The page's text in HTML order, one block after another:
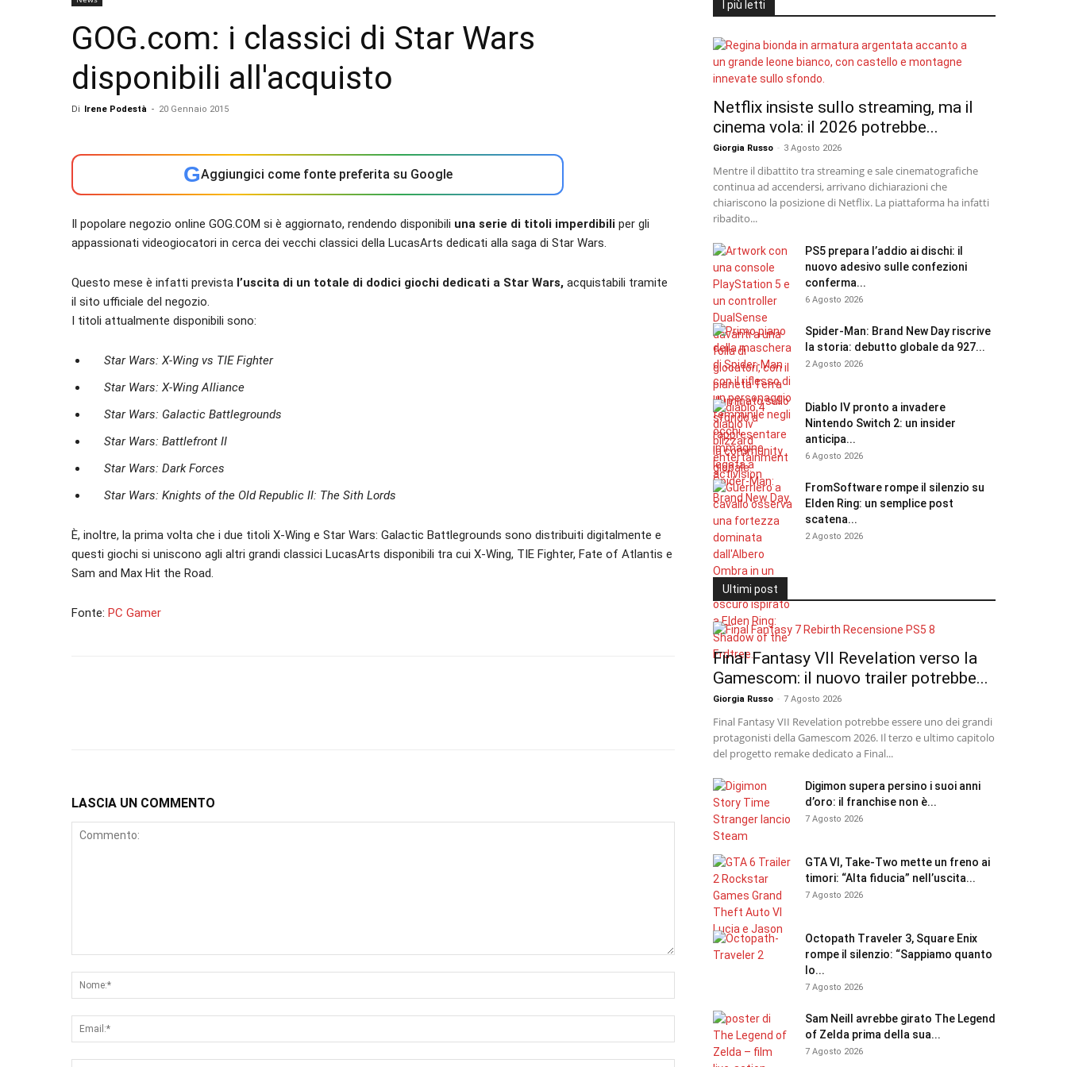
GOG.com: i classici di Star Wars
disponibili all'acquisto
Di Irene Podestà - 20 Gennaio 2015
GAggiungici come fonte preferita su Google
Il popolare negozio online GOG.COM si è aggiornato, rendendo disponibili una serie di titoli imperdibili per gli
appassionati videogiocatori in cerca dei vecchi classici della LucasArts dedicati alla saga di Star Wars.
Questo mese è infatti prevista l’uscita di un totale di dodici giochi dedicati a Star Wars, acquistabili tramite
il sito ufficiale del negozio.
I titoli attualmente disponibili sono:
Star Wars: X-Wing vs TIE Fighter
Star Wars: X-Wing Alliance
Star Wars: Galactic Battlegrounds
Star Wars: Battlefront II
Star Wars: Dark Forces
Star Wars: Knights of the Old Republic II: The Sith Lords
È, inoltre, la prima volta che i due titoli X-Wing e Star Wars: Galactic Battlegrounds sono distribuiti digitalmente e
questi giochi si uniscono agli altri grandi classici LucasArts disponibili tra cui X-Wing, TIE Fighter, Fate of Atlantis e
Sam and Max Hit the Road.
Fonte: PC Gamer
LASCIA UN COMMENTO
I più letti
Netflix insiste sullo streaming, ma il
cinema vola: il 2026 potrebbe...
Giorgia Russo - 3 Agosto 2026
Mentre il dibattito tra streaming e sale cinematografiche
continua ad accendersi, arrivano dichiarazioni che
chiariscono la posizione di Netflix. La piattaforma ha infatti
ribadito...
PS5 prepara l’addio ai dischi: il
nuovo adesivo sulle confezioni
conferma...
6 Agosto 2026
Spider-Man: Brand New Day riscrive
la storia: debutto globale da 927...
2 Agosto 2026
Diablo IV pronto a invadere
Nintendo Switch 2: un insider
anticipa...
6 Agosto 2026
FromSoftware rompe il silenzio su
Elden Ring: un semplice post
scatena...
2 Agosto 2026
Ultimi post
Final Fantasy VII Revelation verso la
Gamescom: il nuovo trailer potrebbe...
Giorgia Russo - 7 Agosto 2026
Final Fantasy VII Revelation potrebbe essere uno dei grandi
protagonisti della Gamescom 2026. Il terzo e ultimo capitolo
del progetto remake dedicato a Final...
Digimon supera persino i suoi anni
d’oro: il franchise non è...
7 Agosto 2026
GTA VI, Take-Two mette un freno ai
timori: “Alta fiducia” nell’uscita...
7 Agosto 2026
Octopath Traveler 3, Square Enix
rompe il silenzio: “Sappiamo quanto
lo...
7 Agosto 2026
Sam Neill avrebbe girato The Legend
of Zelda prima della sua...
7 Agosto 2026